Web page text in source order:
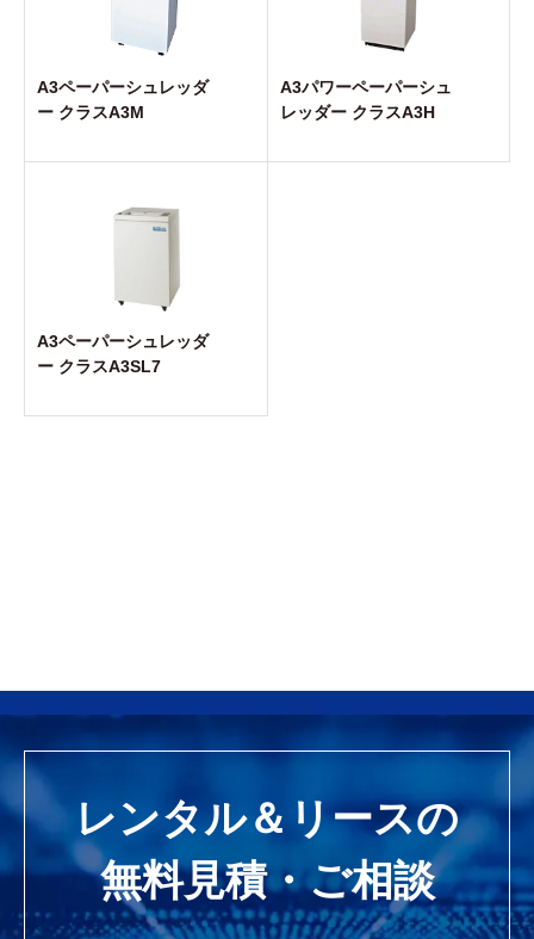
A3ペーパーシュレッダ
ー クラスA3M
A3パワーペーパーシュ
レッダー クラスA3H
A3ペーパーシュレッダ
ー クラスA3SL7
レンタル＆リースの
無料見積・ご相談